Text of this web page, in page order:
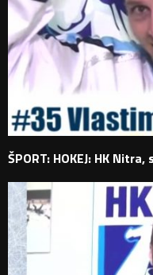
ŠPORT: HOKEJ: HK